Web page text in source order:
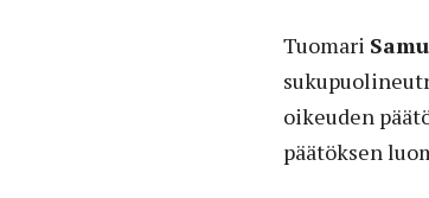
Tuomari
oikeuden
päätöksen